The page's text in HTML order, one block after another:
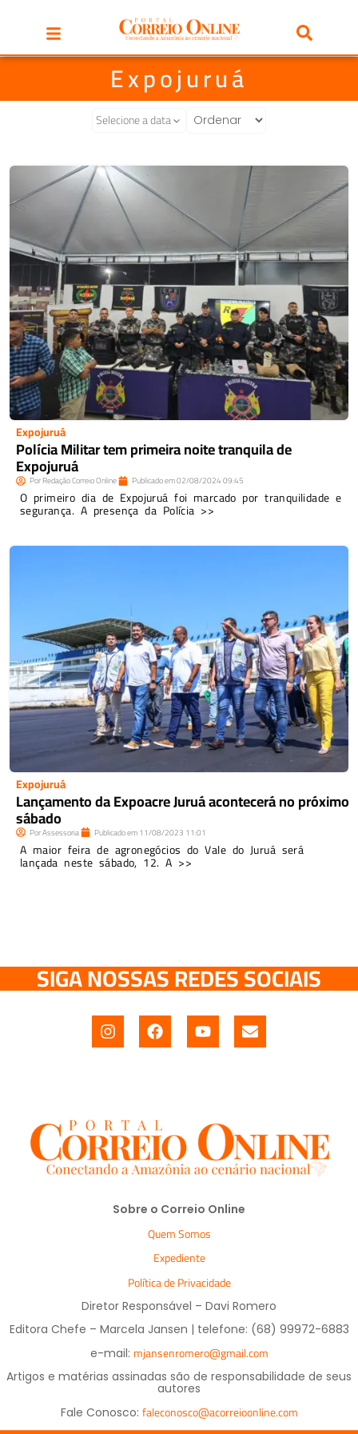
Expojuruá
Selecione a data
Expojuruá
Polícia Militar tem primeira noite tranquila de
Expojuruá
PorRedação Correio Online Publicado em02/08/202409:45
O primeiro dia de Expojuruá foi marcado por tranquilidade e
segurança. A presença da Polícia >>
Expojuruá
Lançamento da Expoacre Juruá acontecerá no próximo
sábado
PorAssessoria Publicado em11/08/2023 11:01
A maior feira de agronegócios do Vale do Juruá será
lançada neste sábado, 12. A >>
SIGA NOSSAS REDES SOCIAIS
Sobre o Correio Online
Quem Somos
Expediente
Política de Privacidade
Diretor Responsável – Davi Romero
Editora Chefe – Marcela Jansen | telefone: (68) 99972-6883
e-mail: mjansenromero@gmail.com
Artigos e matérias assinadas são de responsabilidade de seus
autores
Fale Conosco: faleconosco@acorreioonline.com